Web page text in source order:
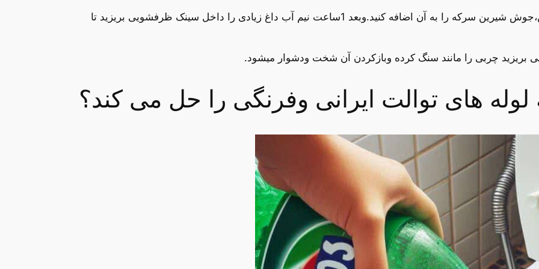
1/5لیترسرکه به این کار نیاز است که بعد ازریختن،جوش شیرین سرکه را به آن اضافه کنید.وبعد 1ساعت نیم آب داغ زیادی را داخل سینک ظرفشویی بریزید تا
بریزید چربی را مانند سنگ کرده وبازکردن آن شخت ودشوار میشود.
های توالت ایرانی وفرنگی را حل می کند؟